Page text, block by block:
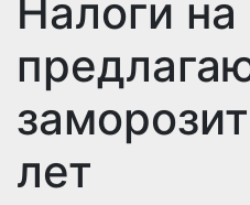
Налоги на
лет